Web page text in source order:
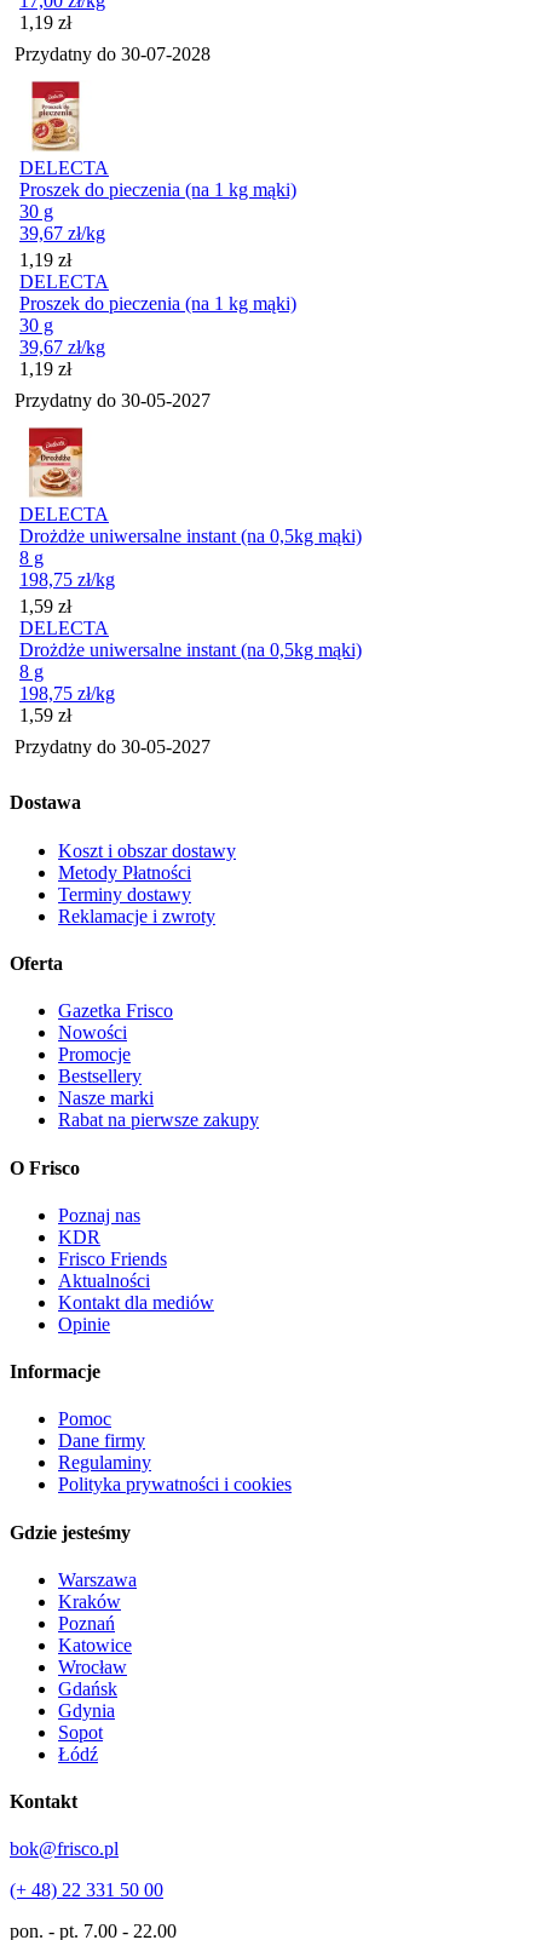
Cena
1,19 zł
Przydatny do 30-07-2028
DELECTA
Proszek do pieczenia (na 1 kg mąki)
30 g
39,67 zł/kg
Cena
1,19 zł
DELECTA
Proszek do pieczenia (na 1 kg mąki)
30 g
39,67 zł/kg
Cena
1,19 zł
Przydatny do 30-05-2027
DELECTA
Drożdże uniwersalne instant (na 0,5kg mąki)
8 g
198,75 zł/kg
Cena
1,59 zł
DELECTA
Drożdże uniwersalne instant (na 0,5kg mąki)
8 g
198,75 zł/kg
Cena
1,59 zł
Przydatny do 30-05-2027
Dostawa
Koszt i obszar dostawy
Metody Płatności
Terminy dostawy
Reklamacje i zwroty
Oferta
Gazetka Frisco
Nowości
Promocje
Bestsellery
Nasze marki
Rabat na pierwsze zakupy
O Frisco
Poznaj nas
KDR
Frisco Friends
Aktualności
Kontakt dla mediów
Opinie
Informacje
Pomoc
Dane firmy
Regulaminy
Polityka prywatności i cookies
Gdzie jesteśmy
Warszawa
Kraków
Poznań
Katowice
Wrocław
Gdańsk
Gdynia
Sopot
Łódź
Kontakt
bok@frisco.pl
(+ 48) 22 331 50 00
pon. - pt. 7.00 - 22.00